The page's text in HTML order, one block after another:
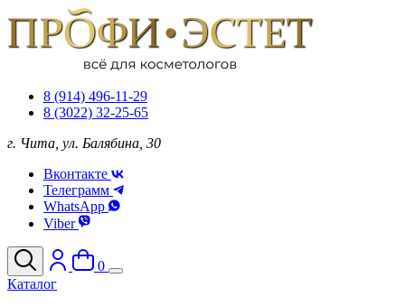
8 (914) 496-11-29
8 (3022) 32-25-65
г. Чита, ул. Балябина, 30
Вконтакте
Телеграмм
WhatsApp
Viber
0
Каталог